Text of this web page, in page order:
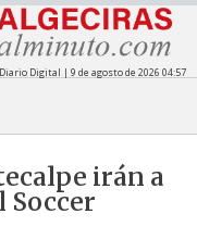
Diario Digital | 9 de agosto de 2026 04:57
irán a
Soccer